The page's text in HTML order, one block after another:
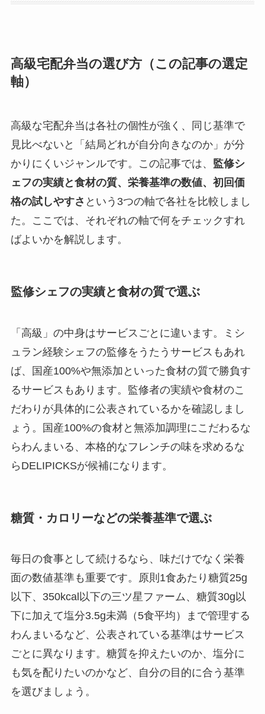
高級宅配弁当の選び方（この記事の選定
軸）
高級な宅配弁当は各社の個性が強く、同じ基準で
見比べないと「結局どれが自分向きなのか」が分
かりにくいジャンルです。この記事では、 監修シ
ェフの実績と食材の質、栄養基準の数値、初回価
格の試しやすさ という3つの軸で各社を比較しまし
た。ここでは、それぞれの軸で何をチェックすれ
ばよいかを解説します。
監修シェフの実績と食材の質で選ぶ
「高級」の中身はサービスごとに違います。ミシ
ュラン経験シェフの監修をうたうサービスもあれ
ば、国産100%や無添加といった食材の質で勝負す
るサービスもあります。監修者の実績や食材のこ
だわりが具体的に公表されているかを確認しまし
ょう。国産100%の食材と無添加調理にこだわるな
らわんまいる、本格的なフレンチの味を求めるな
らDELIPICKSが候補になります。
糖質・カロリーなどの栄養基準で選ぶ
毎日の食事として続けるなら、味だけでなく栄養
面の数値基準も重要です。原則1食あたり糖質25g
以下、350kcal以下の三ツ星ファーム、糖質30g以
下に加えて塩分3.5g未満（5食平均）まで管理する
わんまいるなど、公表されている基準はサービス
ごとに異なります。糖質を抑えたいのか、塩分に
も気を配りたいのかなど、自分の目的に合う基準
を選びましょう。